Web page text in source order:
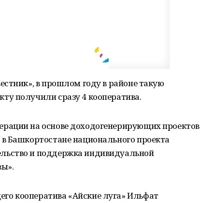
в прошлом году в районе такую
получили сразу 4 кооператива.
на основе доходогенерирующих проектов
Башкортостане национального проекта
и поддержка индивидуальной
кооператива «Айские луга» Ильфат